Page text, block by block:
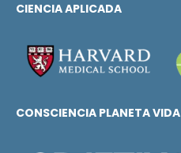
CIENCIA APLICADA
CONSCIENCIA PLANETA VIDA